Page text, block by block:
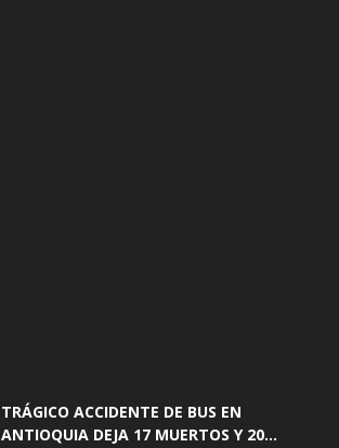
TRÁGICO ACCIDENTE DE BUS EN
ANTIOQUIA DEJA 17 MUERTOS Y 20...